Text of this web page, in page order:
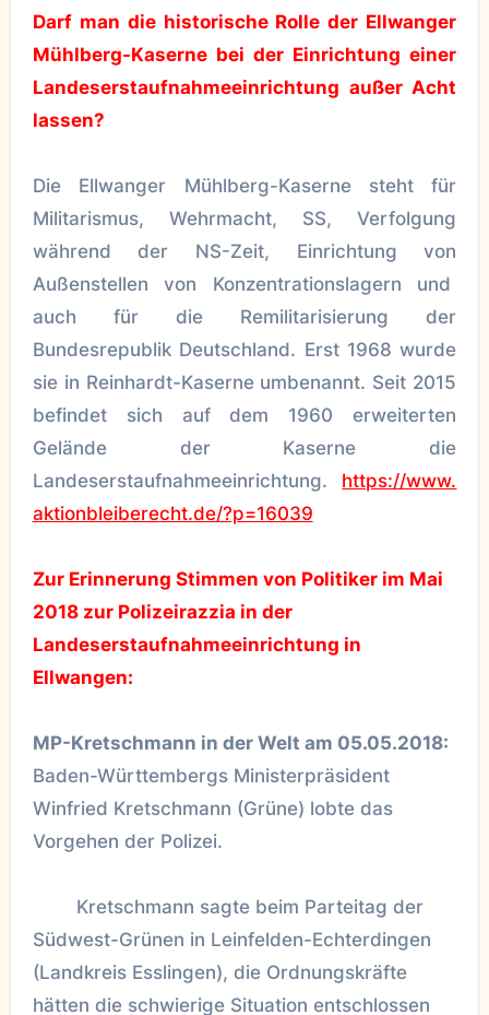
Darf man die historische Rolle der Ellwanger
Mühlberg-Kaserne bei der Einrichtung einer
Landeserstaufnahmeeinrichtung außer Acht
lassen?
Die Ellwanger Mühlberg-Kaserne steht für
Militarismus, Wehrmacht, SS, Verfolgung
während der NS-Zeit, Einrichtung von
Außenstellen von Konzentrationslagern und
auch für die Remilitarisierung der
Bundesrepublik Deutschland. Erst 1968 wurde
sie in Reinhardt-Kaserne umbenannt. Seit 2015
befindet sich auf dem 1960 erweiterten
Gelände der Kaserne die
Landeserstaufnahmeeinrichtung. https://www.
aktionbleiberecht.de/?p=16039
Zur Erinnerung Stimmen von Politiker im Mai
2018 zur Polizeirazzia in der
Landeserstaufnahmeeinrichtung in
Ellwangen:
MP-Kretschmann in der Welt am 05.05.2018:
Baden-Württembergs Ministerpräsident
Winfried Kretschmann (Grüne) lobte das
Vorgehen der Polizei.
Kretschmann sagte beim Parteitag der
Südwest-Grünen in Leinfelden-Echterdingen
(Landkreis Esslingen), die Ordnungskräfte
hätten die schwierige Situation entschlossen